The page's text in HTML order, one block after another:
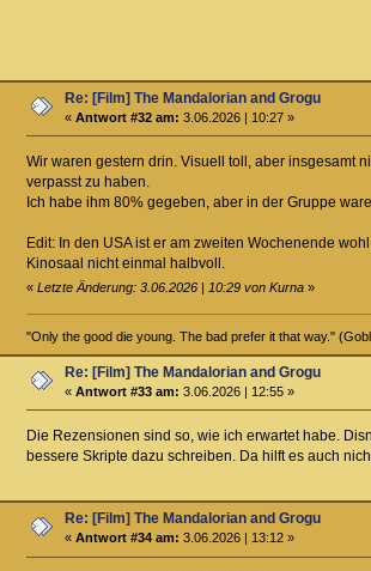
Re: [Film] The Mandalorian and Grogu
«Antwort #32 am: 3.06.2026 | 10:27 »
Wir waren gestern drin. Visuell toll, aber insgesamt
verpasst zu haben.
Ich habe ihm 80% gegeben, aber in der Gruppe
Edit: In den USA ist er am zweiten Wochenende
Kinosaal nicht einmal halbvoll.
« Letzte Änderung: 3.06.2026 | 10:29 von Kurna»
"Only the good die young. The bad prefer it that way."
Re: [Film] The Mandalorian and Grogu
«Antwort #33 am: 3.06.2026 | 12:55 »
Die Rezensionen sind so, wie ich erwartet habe.
bessere Skripte dazu schreiben. Da hilft es auch
Re: [Film] The Mandalorian and Grogu
«Antwort #34 am: 3.06.2026 | 13:12 »